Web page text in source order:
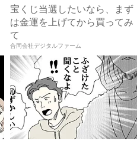
宝くじ当選したいなら、まず
は金運を上げてから買ってみ
て
合同会社デジタルファーム